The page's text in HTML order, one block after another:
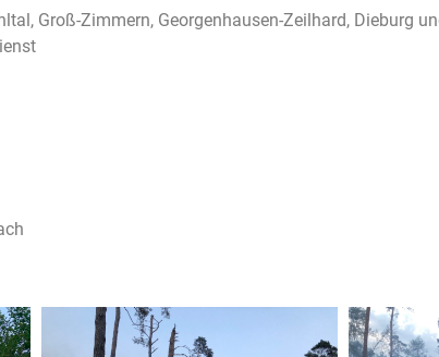
Groß-Zimmern, Georgenhausen-Zeilhard, Dieburg